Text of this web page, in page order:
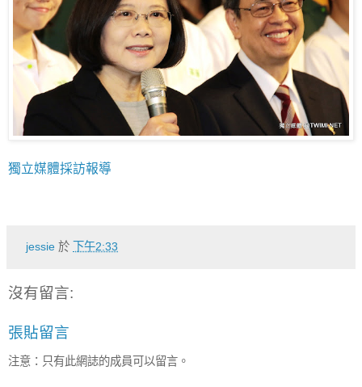
獨立媒體採訪報導
jessie 於 下午2:33
沒有留言:
張貼留言
注意：只有此網誌的成員可以留言。